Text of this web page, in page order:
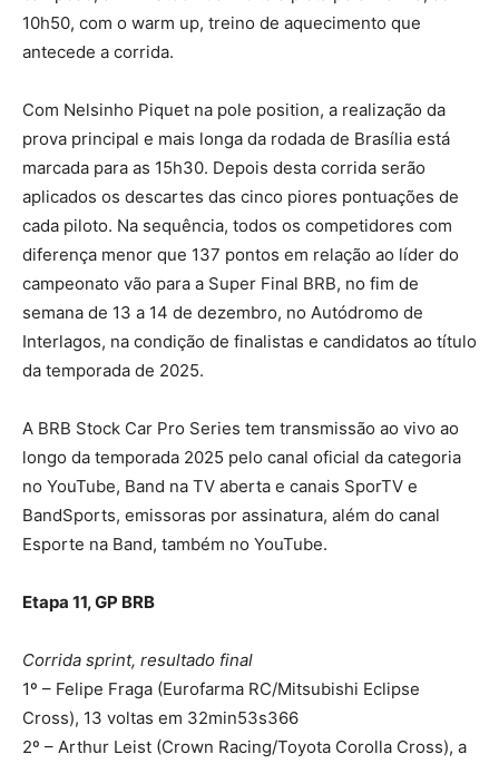
10h50, com o warm up, treino de aquecimento que
antecede a corrida.
Com Nelsinho Piquet na pole position, a realização da
prova principal e mais longa da rodada de Brasília está
marcada para as 15h30. Depois desta corrida serão
aplicados os descartes das cinco piores pontuações de
cada piloto. Na sequência, todos os competidores com
diferença menor que 137 pontos em relação ao líder do
campeonato vão para a Super Final BRB, no fim de
semana de 13 a 14 de dezembro, no Autódromo de
Interlagos, na condição de finalistas e candidatos ao título
da temporada de 2025.
A BRB Stock Car Pro Series tem transmissão ao vivo ao
longo da temporada 2025 pelo canal oficial da categoria
no YouTube, Band na TV aberta e canais SporTV e
BandSports, emissoras por assinatura, além do canal
Esporte na Band, também no YouTube.
Etapa 11, GP BRB
Corrida sprint, resultado final
1º – Felipe Fraga (Eurofarma RC/Mitsubishi Eclipse
Cross), 13 voltas em 32min53s366
2º – Arthur Leist (Crown Racing/Toyota Corolla Cross), a